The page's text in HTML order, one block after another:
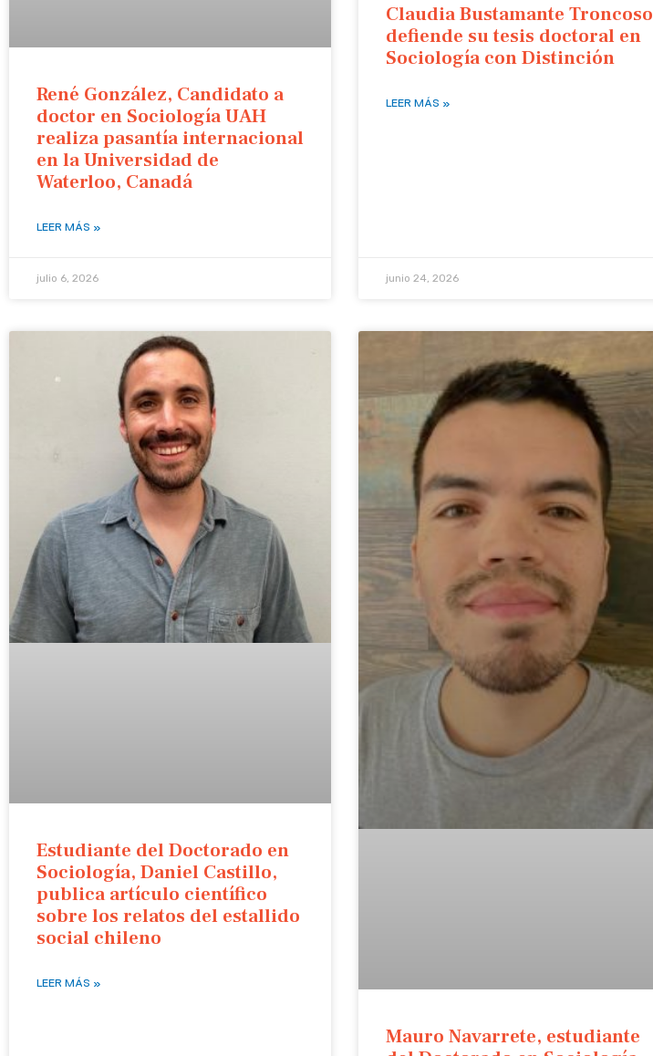
René González, Candidato a
doctor en Sociología UAH
realiza pasantía internacional
en la Universidad de
Waterloo, Canadá
LEER MÁS »
julio 6, 2026
Claudia Bustamante Troncoso
defiende su tesis doctoral en
Sociología con Distinción
LEER MÁS »
junio 24, 2026
Estudiante del Doctorado en
Sociología, Daniel Castillo,
publica artículo científico
sobre los relatos del estallido
social chileno
LEER MÁS »
Mauro Navarrete, estudiante